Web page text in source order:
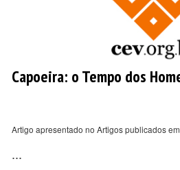
Capoeira: o Tempo dos
Artigo apresentado no Artigos publicados
...